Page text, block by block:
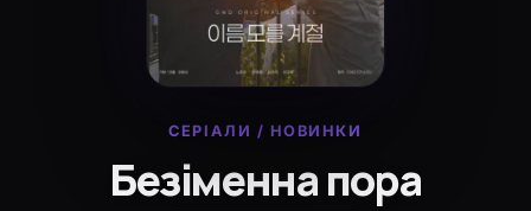
СЕРІАЛИ / НОВИНКИ
Безіменна пора